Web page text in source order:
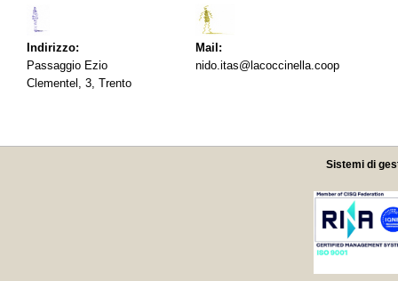
Indirizzo:
Passaggio Ezio
Clementel, 3, Trento
Mail:
nido.itas@lacoccinella.coop
Sistemi di